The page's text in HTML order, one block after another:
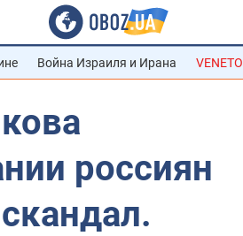
Война Израиля и Ирана VENETO
россиян